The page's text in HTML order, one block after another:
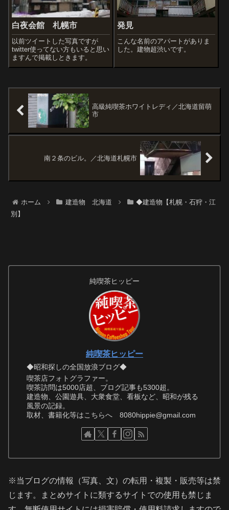
白夜会館 札幌市
以前ツイートした写真ですが
twitter使ってない方もいると思い
ますんで掲載しときます。
発見
こんな名前のアパートがありま
した。建物超渋いです。
高級純喫茶ホワイトレディ／北海道留萌
市
南２条のビル。／北海道札幌市
ホーム 建造物 北海道
◆建造物【札幌・石狩・江
別】
純喫茶ヒッピー
純喫茶ヒッピー
◆昭和探しの全国放浪ブログ◆
喫茶店フォトグラファー。
喫茶訪問は5000店超、ブログ記事も5300超。
建造物、公園遊具、大衆食堂、看板など、昭和が残る
風景の記録。
取材、書籍化等はこちらへ 8080hippie@gmail.com
※当ブログの情報（写真、文）の転用・複製・販売等は禁
じます。まとめサイトに類するサイトでの使用も禁じま